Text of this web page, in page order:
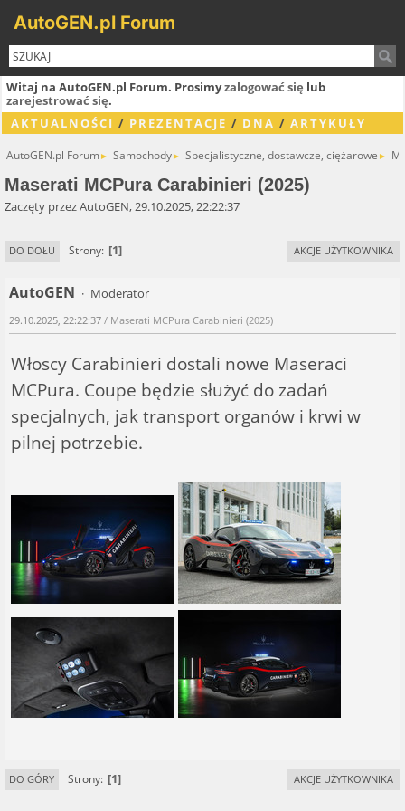
AutoGEN.pl Forum
Witaj na AutoGEN.pl Forum. Prosimyzalogować się lub
zarejestrować się.
AKTUALNOŚCI / PREZENTACJE / DNA / ARTYKUŁY
AutoGEN.pl Forum► Samochody► Specjalistyczne, dostawcze, ciężarowe ►
Maserati MCPura Carabinieri (2025)
Zaczęty przez AutoGEN, 29.10.2025, 22:22:37
DO DOŁU Strony 1 AKCJE UŻYTKOWNIKA
AutoGEN Moderator
29.10.2025, 22:22:37 / Maserati MCPura Carabinieri (2025)
Włoscy Carabinieri dostali nowe Maseraci
MCPura. Coupe będzie służyć do zadań
specjalnych, jak transport organów i krwi w
pilnej potrzebie.
DO GÓRY Strony 1 AKCJE UŻYTKOWNIKA